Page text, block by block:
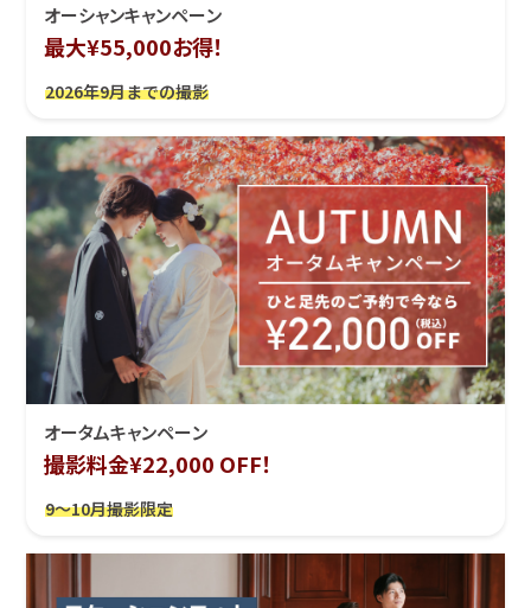
オーシャンキャンペーン
最大¥55,000お得！
2026年9月までの撮影
オータムキャンペーン
撮影料金¥22,000 OFF！
9～10月撮影限定